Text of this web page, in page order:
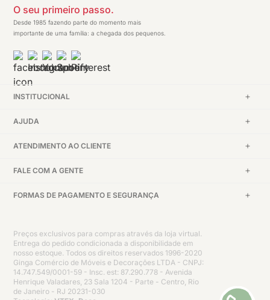
O seu primeiro passo.
Desde 1985 fazendo parte do momento mais
importante de uma família: a chegada dos pequenos.
INSTITUCIONAL
AJUDA
ATENDIMENTO AO CLIENTE
FALE COM A GENTE
FORMAS DE PAGAMENTO E SEGURANÇA
Preços exclusivos para compras através da loja virtual.
Entrega do pedido condicionada a disponibilidade em
nosso estoque. Todos os direitos reservados 1996-2020
Ginga Comércio de Móveis e Decorações LTDA - CNPJ:
14.747.549/0001-59 - Insc. est: 87.290.778 - Avenida
Henrique Valadares, 23 Sala 1204 - Parte - Centro, Rio
de Janeiro - RJ 20231-030